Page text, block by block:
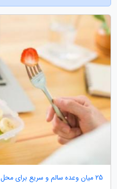
25 میان وعده سالم و سریع برای محل کار